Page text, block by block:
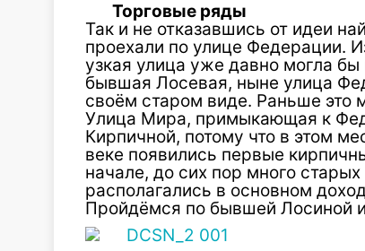
Торговые ряды
Так и не отказавшись от идеи
проехали по улице Федерации.
узкая улица уже давно могла
бывшая Лосевая, ныне улица
своём старом виде. Раньше это
Улица Мира, примыкающая к
Кирпичной, потому что в этом
веке появились первые
начале, до сих пор много
располагались в основном
Пройдёмся по бывшей Лосиной